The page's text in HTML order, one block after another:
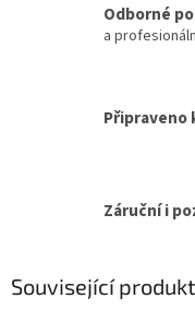
Odborné
a
Záruční i
Související